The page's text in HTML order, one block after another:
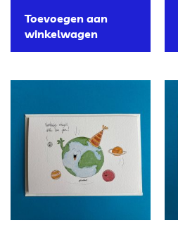
Toevoegen aan
winkelwagen